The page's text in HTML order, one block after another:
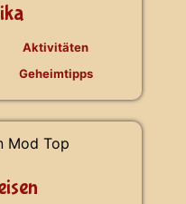
Aktivitäten
Geheimtipps